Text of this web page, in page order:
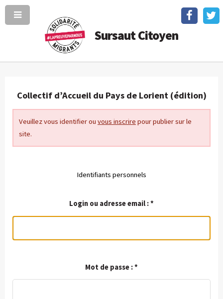
Sursaut Citoyen
Collectif d’Accueil du Pays de Lorient (édition)
Veuillez vous identifier ou vous inscrire pour publier sur le
site.
Identifiants personnels
Login ou adresse email :*
Mot de passe :*